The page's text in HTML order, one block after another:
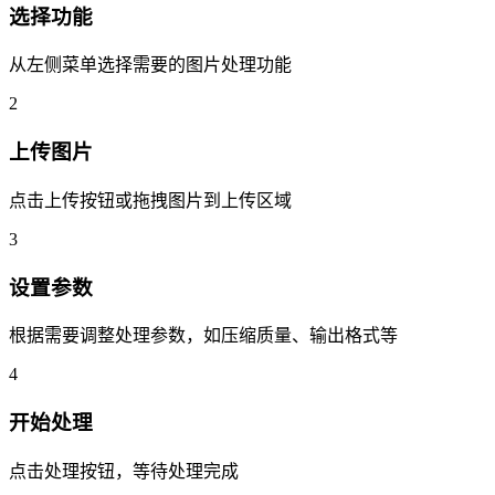
选择功能
从左侧菜单选择需要的图片处理功能
2
上传图片
点击上传按钮或拖拽图片到上传区域
3
设置参数
根据需要调整处理参数，如压缩质量、输出格式等
4
开始处理
点击处理按钮，等待处理完成